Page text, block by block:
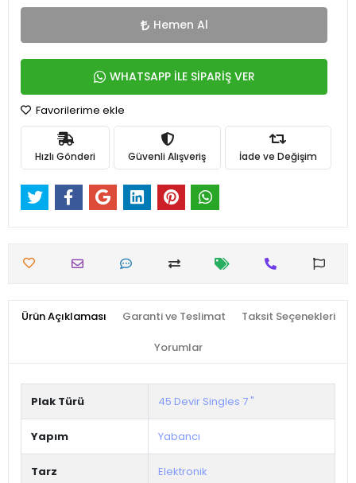
Hemen Al
WHATSAPP İLE SİPARİŞ VER
Favorilerime ekle
Hızlı Gönderi Güvenli Alışveriş İade ve Değişim
Ürün Açıklaması Garanti ve Teslimat Taksit Seçenekleri
Yorumlar
Plak Türü 45 Devir Singles 7 "
Yapım Yabancı
Tarz Elektronik